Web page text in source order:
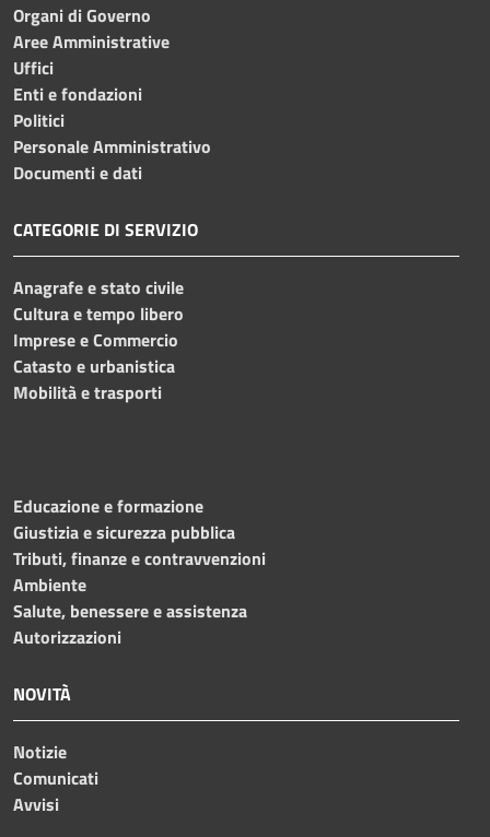
Organi di Governo
Aree Amministrative
Uffici
Enti e fondazioni
Politici
Personale Amministrativo
Documenti e dati
CATEGORIE DI SERVIZIO
Anagrafe e stato civile
Cultura e tempo libero
Imprese e Commercio
Catasto e urbanistica
Mobilità e trasporti
Educazione e formazione
Giustizia e sicurezza pubblica
Tributi, finanze e contravvenzioni
Ambiente
Salute, benessere e assistenza
Autorizzazioni
NOVITÀ
Notizie
Comunicati
Avvisi